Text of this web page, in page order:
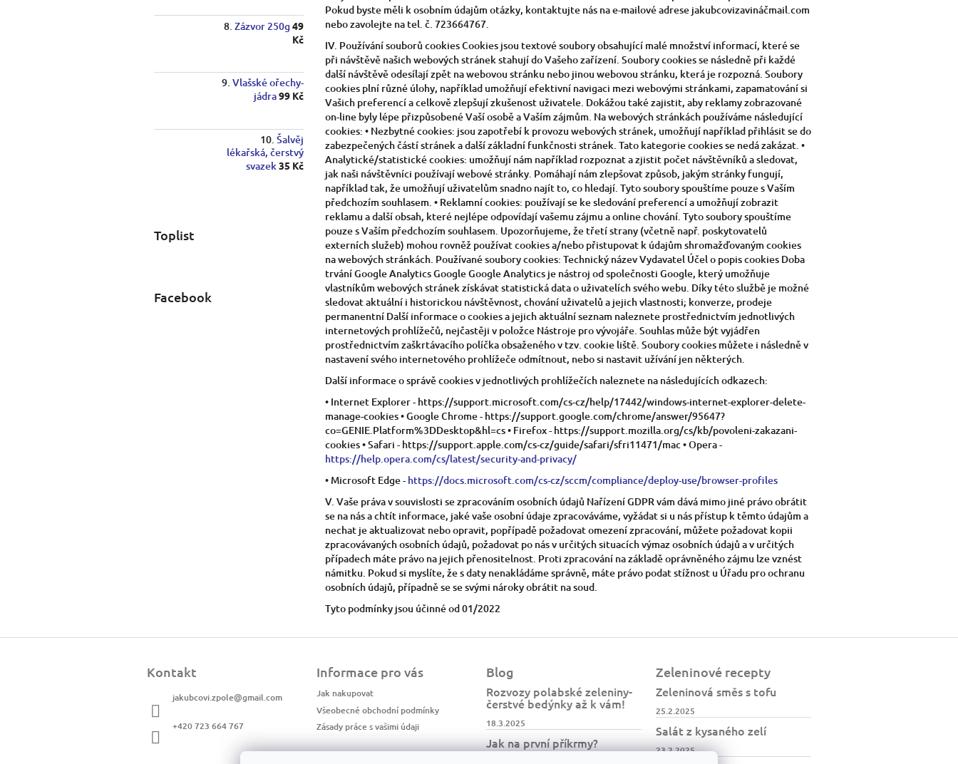
Zázvor 250g49
Kč
Vlašské ořechy-
jádra99 Kč
Šalvěj
lékařská, čerstvý
svazek35 Kč
Toplist
Facebook
Pokud byste měli k osobním údajům otázky, kontaktujte nás na e-mailové adrese jakubcovizavináčmail.com
nebo zavolejte na tel. č. 723664767.
IV. Používání souborů cookies Cookies jsou textové soubory obsahující malé množství informací, které se
při návštěvě našich webových stránek stahují do Vašeho zařízení. Soubory cookies se následně při každé
další návštěvě odesílají zpět na webovou stránku nebo jinou webovou stránku, která je rozpozná. Soubory
cookies plní různé úlohy, například umožňují efektivní navigaci mezi webovými stránkami, zapamatování si
Vašich preferencí a celkově zlepšují zkušenost uživatele. Dokážou také zajistit, aby reklamy zobrazované
on-line byly lépe přizpůsobené Vaší osobě a Vaším zájmům. Na webových stránkách používáme následující
cookies: • Nezbytné cookies: jsou zapotřebí k provozu webových stránek, umožňují například přihlásit se do
zabezpečených částí stránek a další základní funkčnosti stránek. Tato kategorie cookies se nedá zakázat. •
Analytické/statistické cookies: umožňují nám například rozpoznat a zjistit počet návštěvníků a sledovat,
jak naši návštěvníci používají webové stránky. Pomáhají nám zlepšovat způsob, jakým stránky fungují,
například tak, že umožňují uživatelům snadno najít to, co hledají. Tyto soubory spouštíme pouze s Vaším
předchozím souhlasem. • Reklamní cookies: používají se ke sledování preferencí a umožňují zobrazit
reklamu a další obsah, které nejlépe odpovídají vašemu zájmu a online chování. Tyto soubory spouštíme
pouze s Vaším předchozím souhlasem. Upozorňujeme, že třetí strany (včetně např. poskytovatelů
externích služeb) mohou rovněž používat cookies a/nebo přistupovat k údajům shromažďovaným cookies
na webových stránkách. Používané soubory cookies: Technický název Vydavatel Účel o popis cookies Doba
trvání Google Analytics Google Google Analytics je nástroj od společnosti Google, který umožňuje
vlastníkům webových stránek získávat statistická data o uživatelích svého webu. Díky této službě je možné
sledovat aktuální i historickou návštěvnost, chování uživatelů a jejich vlastnosti; konverze, prodeje
permanentní Další informace o cookies a jejich aktuální seznam naleznete prostřednictvím jednotlivých
internetových prohlížečů, nejčastěji v položce Nástroje pro vývojáře. Souhlas může být vyjádřen
prostřednictvím zaškrtávacího políčka obsaženého v tzv. cookie liště. Soubory cookies můžete i následně v
nastavení svého internetového prohlížeče odmítnout, nebo si nastavit užívání jen některých.
Další informace o správě cookies v jednotlivých prohlížečích naleznete na následujících odkazech:
• Internet Explorer - https://support.microsoft.com/cs-cz/help/17442/windows-internet-explorer-delete-
manage-cookies • Google Chrome - https://support.google.com/chrome/answer/95647?
co=GENIE.Platform%3DDesktop&hl=cs • Firefox - https://support.mozilla.org/cs/kb/povoleni-zakazani-
cookies • Safari - https://support.apple.com/cs-cz/guide/safari/sfri11471/mac • Opera -
https://help.opera.com/cs/latest/security-and-privacy/
• Microsoft Edge - https://docs.microsoft.com/cs-cz/sccm/compliance/deploy-use/browser-profiles
V. Vaše práva v souvislosti se zpracováním osobních údajů Nařízení GDPR vám dává mimo jiné právo obrátit
se na nás a chtít informace, jaké vaše osobní údaje zpracováváme, vyžádat si u nás přístup k těmto údajům a
nechat je aktualizovat nebo opravit, popřípadě požadovat omezení zpracování, můžete požadovat kopii
zpracovávaných osobních údajů, požadovat po nás v určitých situacích výmaz osobních údajů a v určitých
případech máte právo na jejich přenositelnost. Proti zpracování na základě oprávněného zájmu lze vznést
námitku. Pokud si myslíte, že s daty nenakládáme správně, máte právo podat stížnost u Úřadu pro ochranu
osobních údajů, případně se se svými nároky obrátit na soud.
Tyto podmínky jsou účinné od 01/2022
Kontakt
jakubcovi.zpole@gmail.com
+420 723 664 767
Informace pro vás
Jak nakupovat
Všeobecné obchodní podmínky
Zásady práce s vašimi údaji
Blog
Rozvozy polabské zeleniny-
čerstvé bedýnky až k vám!
18.3.2025
Jak na první příkrmy?
Zeleninové recepty
Zeleninová směs s tofu
25.2.2025
Salát z kysaného zelí
23.2.2025